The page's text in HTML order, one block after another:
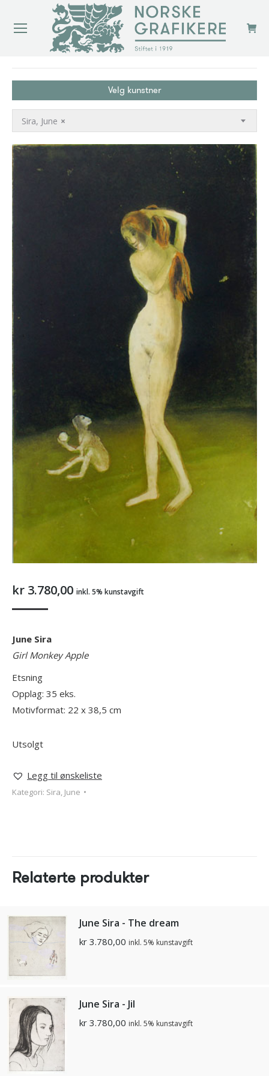
Velg kunstner
×
Sira, June
kr 3.780,00 inkl. 5% kunstavgift
June Sira
Girl Monkey Apple
Etsning
Opplag: 35 eks.
Motivformat: 22 x 38,5 cm
Utsolgt
Legg til ønskeliste
Kategori: Sira, June
Relaterte produkter
June Sira - The dream
kr 3.780,00 inkl. 5% kunstavgift
June Sira - Jil
kr 3.780,00 inkl. 5% kunstavgift